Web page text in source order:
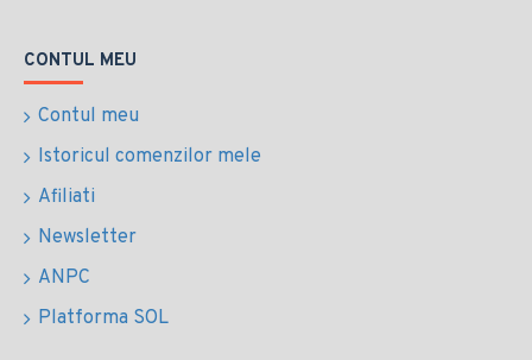
CONTUL MEU
Contul meu
Istoricul comenzilor mele
Afiliati
Newsletter
ANPC
Platforma SOL